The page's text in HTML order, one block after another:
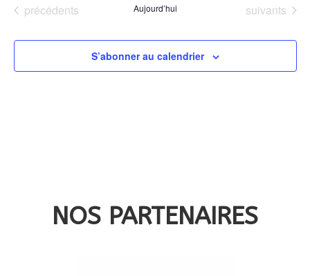
date.Évènements
précédents Aujourd’hui Évènements
suivants
S’abonner au calendrier
NOS PARTENAIRES